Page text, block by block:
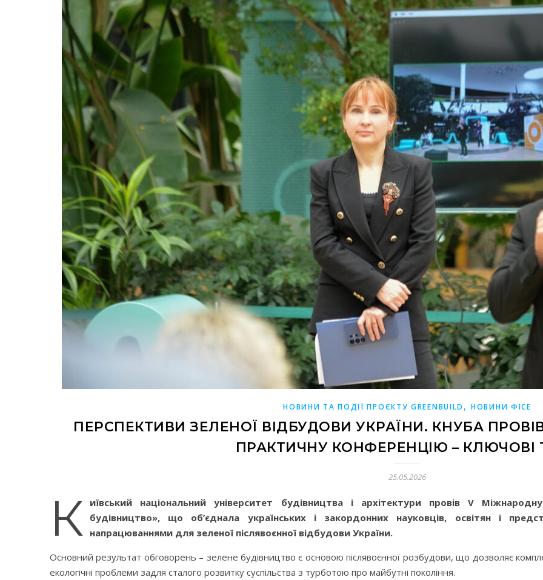
НОВИНИ ТА ПОДІЇ ПРОЄКТУ GREENBUILD ,НОВИНИ ФІСЕ
ПЕРСПЕКТИВИ ЗЕЛЕНОЇ ВІДБУДОВИ УКРАЇНИ. КНУБА
ПРАКТИЧНУ КОНФЕРЕНЦІЮ – КЛЮЧОВІ
25.05.2026
К иївський національний університет будівництва і архітектури провів V
будівництво», що об’єднала українських і закордонних науковців, освітян і
напрацюваннями для зеленої післявоєнної відбудови України.
Основний результат обговорень – зелене будівництво є основою післявоєнної розбудови, що дозволяє
екологічні проблеми задля сталого розвитку суспільства з турботою про майбутні покоління.